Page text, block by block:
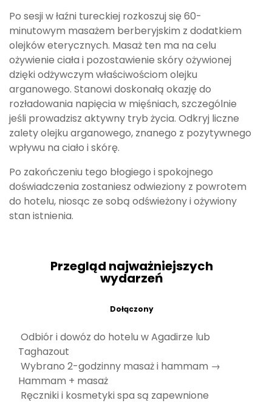
Po sesji w łaźni tureckiej rozkoszuj się 60-
minutowym masażem berberyjskim z dodatkiem
olejków eterycznych. Masaż ten ma na celu
ożywienie ciała i pozostawienie skóry ożywionej
dzięki odżywczym właściwościom olejku
arganowego. Stanowi doskonałą okazję do
rozładowania napięcia w mięśniach, szczególnie
jeśli prowadzisz aktywny tryb życia. Odkryj liczne
zalety olejku arganowego, znanego z pozytywnego
wpływu na ciało i skórę.
Po zakończeniu tego błogiego i spokojnego
doświadczenia zostaniesz odwieziony z powrotem
do hotelu, niosąc ze sobą odświeżony i ożywiony
stan istnienia.
Przegląd najważniejszych
wydarzeń
Dołączony
Odbiór i dowóz do hotelu w Agadirze lub
Taghazout
Wybrano 2-godzinny masaż i hammam →
Hammam + masaż
Ręczniki i kosmetyki spa są zapewnione